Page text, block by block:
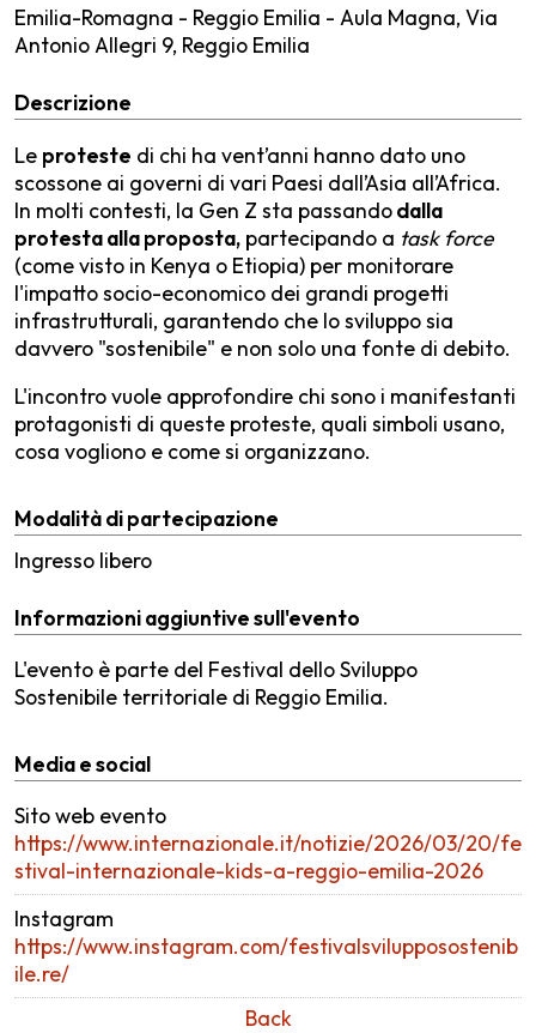
Emilia-Romagna - Reggio Emilia - Aula Magna, Via
Antonio Allegri 9, Reggio Emilia
Descrizione
Le proteste di chi ha vent’anni hanno dato uno
scossone ai governi di vari Paesi dall’Asia all’Africa.
In molti contesti, la Gen Z sta passandodalla
protesta alla proposta, partecipando a task force
(come visto in Kenya o Etiopia) per monitorare
l'impatto socio-economico dei grandi progetti
infrastrutturali, garantendo che lo sviluppo sia
davvero "sostenibile" e non solo una fonte di debito.
L'incontro vuole approfondire chi sono i manifestanti
protagonisti di queste proteste, quali simboli usano,
cosa vogliono e come si organizzano.
Modalità di partecipazione
Ingresso libero
Informazioni aggiuntive sull'evento
L'evento è parte del Festival dello Sviluppo
Sostenibile territoriale di Reggio Emilia.
Media e social
Sito web evento
https://www.internazionale.it/notizie/2026/03/20/fe
stival-internazionale-kids-a-reggio-emilia-2026
Instagram
https://www.instagram.com/festivalsvilupposostenib
ile.re/
Back